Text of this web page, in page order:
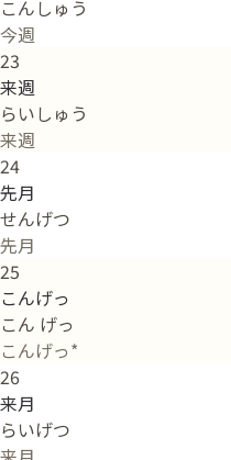
こんしゅう
今週
23
来週
らいしゅう
来週
24
先月
せんげつ
先月
25
こんげっ
こん げっ
こんげっ*
26
来月
らいげつ